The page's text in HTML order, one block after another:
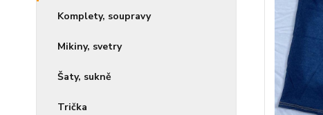
Komplety, soupravy
Mikiny, svetry
Šaty, sukně
Trička